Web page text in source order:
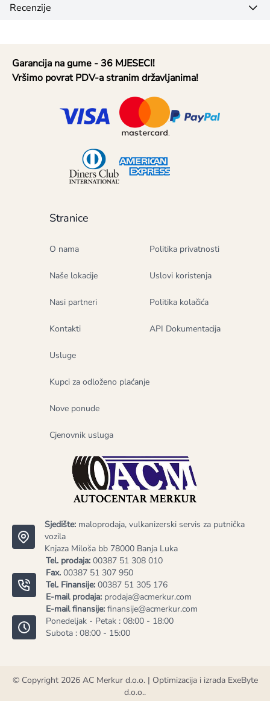
Recenzije
Sjedište: maloprodaja, vulkanizerski servis za putnička
vozila
Knjaza Miloša bb 78000 Banja Luka
Tel. prodaja: 00387 51 308 010
Fax. 00387 51 307 950
Tel. Finansije: 00387 51 305 176
E-mail prodaja: prodaja@acmerkur.com
E-mail finansije: finansije@acmerkur.com
Ponedeljak - Petak : 08:00 - 18:00
Subota : 08:00 - 15:00
Stranice
O nama
Naše lokacije
Nasi partneri
Kontakti
Usluge
Kupci za odloženo plaćanje
Nove ponude
Cjenovnik usluga
Politika privatnosti
Uslovi koristenja
Politika kolačića
API Dokumentacija
Garancija na gume - 36 MJESECI!
Vršimo povrat PDV-a stranim državljanima!
© Copyright 2026 AC Merkur d.o.o.| Optimizacija i izrada ExeByte
d.o.o..